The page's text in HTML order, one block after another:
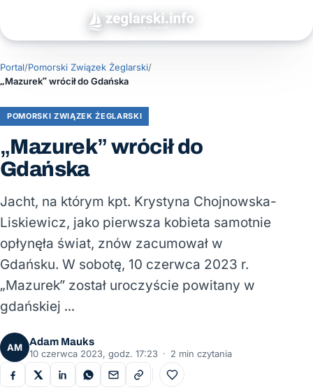
Portal/Pomorski Związek Żeglarski/
„Mazurek” wrócił do Gdańska
POMORSKI ZWIĄZEK ŻEGLARSKI
„Mazurek” wrócił do
Gdańska
Jacht, na którym kpt. Krystyna Chojnowska-
Liskiewicz, jako pierwsza kobieta samotnie
opłynęła świat, znów zacumował w
Gdańsku. W sobotę, 10 czerwca 2023 r.
„Mazurek” został uroczyście powitany w
gdańskiej …
AM
Adam Mauks
10 czerwca 2023, godz. 17:23 · 2 min czytania
Do ulubionych